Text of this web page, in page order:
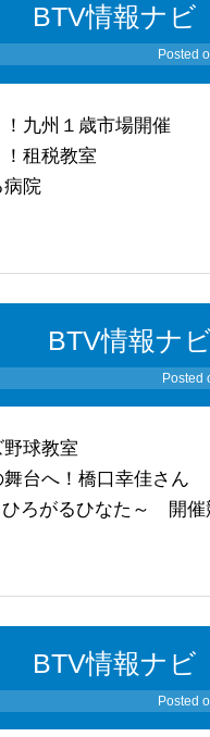
BTV情報ナビ
Posted
！九州１歳市場開催
！租税教室
病院
BTV情報ナ
Posted
野球教室
舞台へ！橋口幸佳さん
ひろがるひなた～ 開催
BTV情報ナビ
Posted